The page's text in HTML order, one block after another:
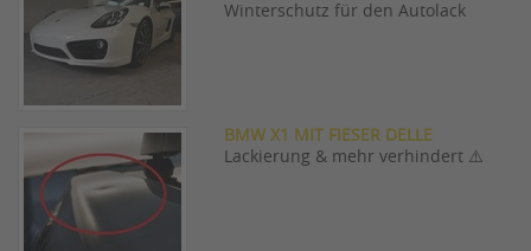
Winterschutz für den Autolack
BMW X1 MIT FIESER DELLE
Lackierung & mehr verhindert ⚠️